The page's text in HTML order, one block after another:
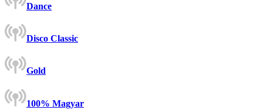
Dance
Disco Classic
Gold
100% Magyar